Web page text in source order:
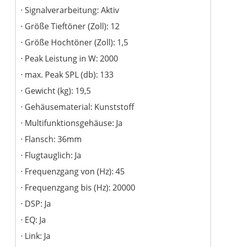
Signalverarbeitung: Aktiv
Größe Tieftöner (Zoll): 12
Größe Hochtöner (Zoll): 1,5
Peak Leistung in W: 2000
max. Peak SPL (db): 133
Gewicht (kg): 19,5
Gehäusematerial: Kunststoff
Multifunktionsgehäuse: Ja
Flansch: 36mm
Flugtauglich: Ja
Frequenzgang von (Hz): 45
Frequenzgang bis (Hz): 20000
DSP: Ja
EQ: Ja
Link: Ja